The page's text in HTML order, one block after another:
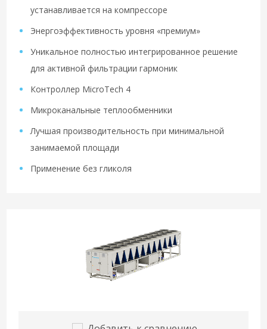
устанавливается на компрессоре
Энергоэффективность уровня «премиум»
Уникальное полностью интегрированное решение
для активной фильтрации гармоник
Контроллер MicroTech 4
Микроканальные теплообменники
Лучшая производительность при минимальной
занимаемой площади
Применение без гликоля